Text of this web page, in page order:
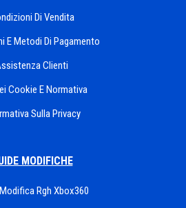
Di Vendita
E Metodi Di Pagamento
Clienti
Cookie E Normativa
Sulla Privacy
MODIFICHE
Rgh Xbox360